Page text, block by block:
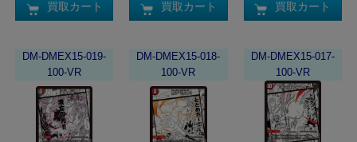
買取カート 買取カート 買取カート
DM-DMEX15-019-
100-VR
DM-DMEX15-018-
100-VR
DM-DMEX15-017-
100-VR